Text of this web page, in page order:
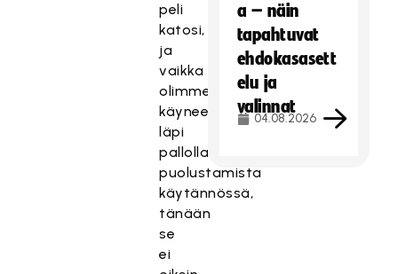
peli
katosi,
ja
vaikka
olimme
käyneet
läpi
pallolla
puolustamista
käytännössä,
tänään
se
ei
a – näin
tapahtuvat
ehdokasasett
elu ja
valinnat
04.08.2026